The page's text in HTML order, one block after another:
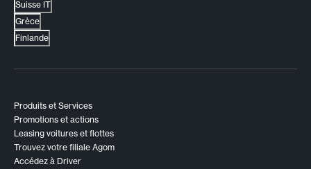
Suisse IT
Grèce
Finlande
Produits et Services
Promotions et actions
Leasing voitures et flottes
Trouvez votre filiale Agom
Accédez à Driver